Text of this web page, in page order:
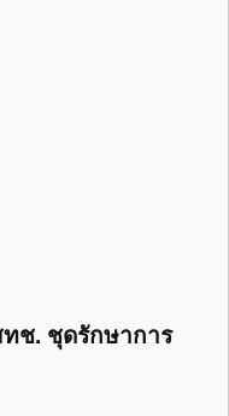
ช. ชุดรักษาการ